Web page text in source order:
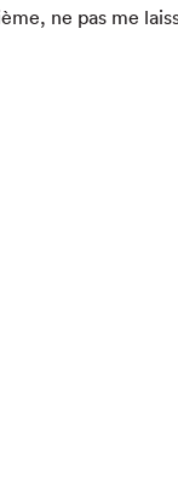
ne pas me